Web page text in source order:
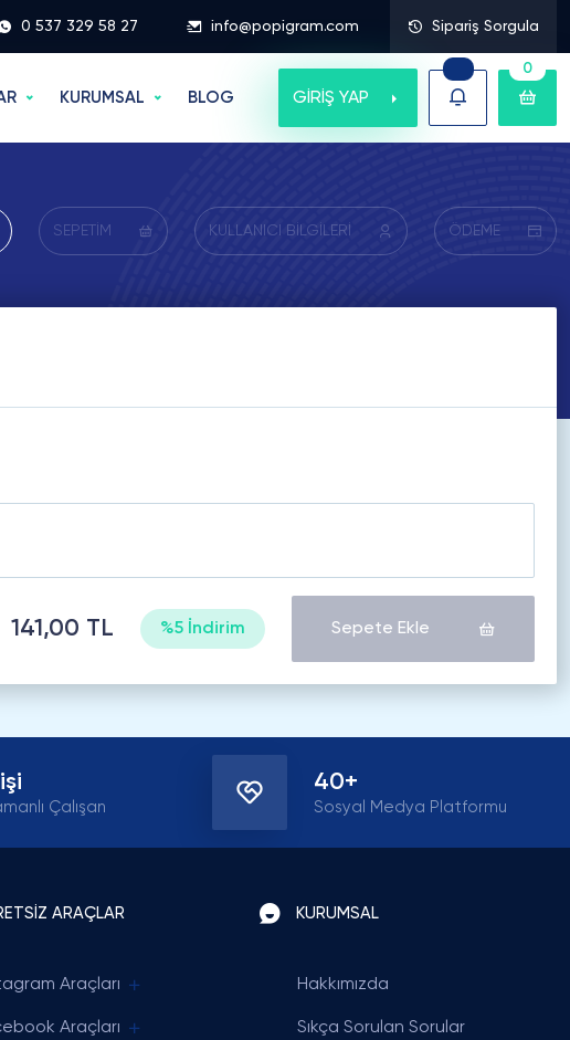
0 537 329 58 27 info@popigram.com Sipariş Sorgula
KURUMSAL BLOG GİRİŞ YAP
0
SEPETİM KULLANICI BİLGİLERİ ÖDEME
141,00 TL %5 İndirim Sepete Ekle
Çalışan
40+
Sosyal Medya Platformu
ARAÇLAR
Araçları
Araçları
KURUMSAL
Hakkımızda
Sıkça Sorulan Sorular